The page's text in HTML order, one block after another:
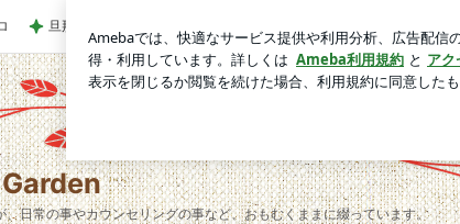
旦那も喜んだチーズ嫌いの私の料理
日常の事やカウンセリングの事など、おもむくままに綴っています。